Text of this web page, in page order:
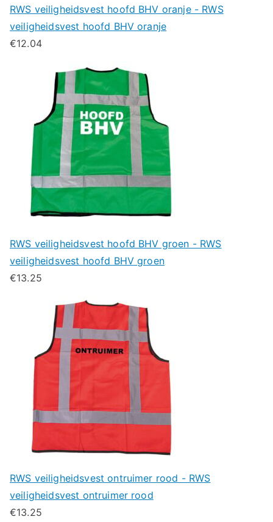
RWS veiligheidsvest hoofd BHV oranje - RWS
veiligheidsvest hoofd BHV oranje
€12.04
RWS veiligheidsvest hoofd BHV groen - RWS
veiligheidsvest hoofd BHV groen
€13.25
RWS veiligheidsvest ontruimer rood - RWS
veiligheidsvest ontruimer rood
€13.25